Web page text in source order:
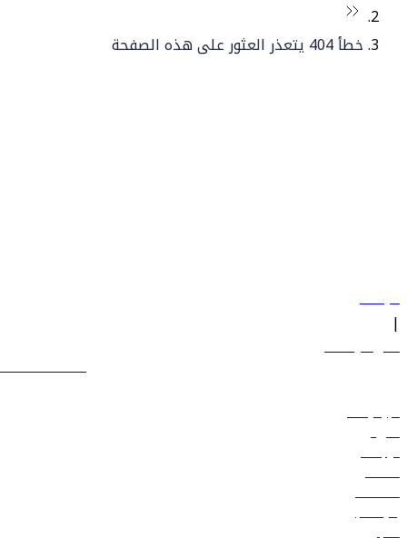
خطأ 404 يتعذر العثور على هذه الصفحة
سياساتنا
|
الشروط والأحكام
600 544 445
حجز الرحلات
العروض
الوجهات
الأمتعة
المساعدة
إدارة الحجز
الأخبار